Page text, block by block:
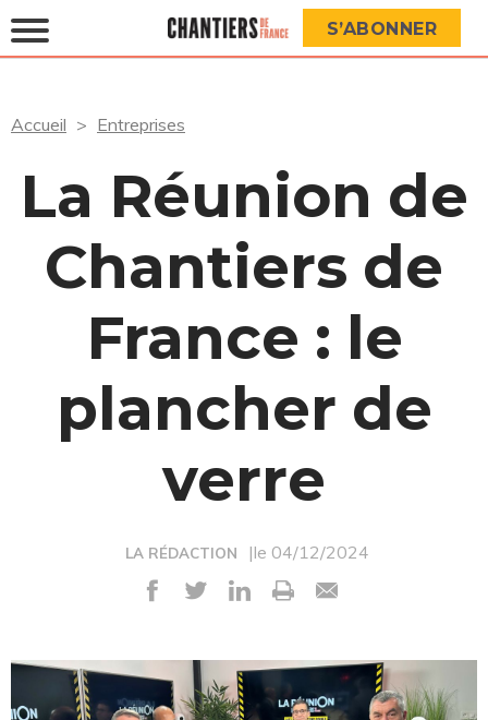
S’ABONNER
Accueil Entreprises
La Réunion de
Chantiers de
France : le
plancher de
verre
LA RÉDACTION |le 04/12/2024